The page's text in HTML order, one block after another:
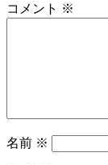
コメント ※
名前 ※